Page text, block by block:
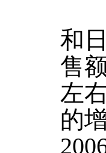
和
售
左
的